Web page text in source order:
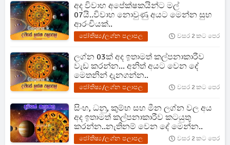
අද විවාහ අපේක්ෂකයින්ට මල්
07යි..විවාහ නොවුණු අයට මෙන්න සුභ
ආරංචියක්..
ජෝතිෂ්‍ය/ලග්න පලාපල වසර 2 කට පෙර
ලග්න 03ක් අද ඉතාමත් කල්පනාකාරීව
වැඩ කරන්න... අනිත් අයට වෙන දේ
මෙතනින් දැනගන්න..
ජෝතිෂ්‍ය/ලග්න පලාපල වසර 2 කට පෙර
සිංහ, ධනු, කුම්භ සහ මීන ලග්න වල අය
අද ඉතාමත් කල්පනාකාරීව කටයුතු
කරන්න..නැතිනම් වෙන දේ මෙන්න..
ජෝතිෂ්‍ය/ලග්න පලාපල වසර 2 කට පෙර